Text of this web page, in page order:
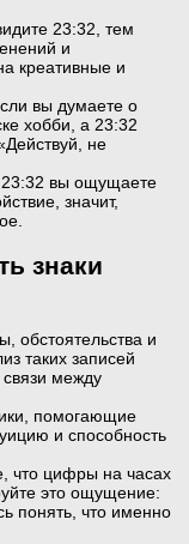
23:32, тем
и
креативные и
вы думаете о
хобби, а 23:32
не
вы ощущаете
значит,
знаки
обстоятельства и
таких записей
связи между
помогающие
и способность
что цифры на часах
это ощущение:
понять, что именно